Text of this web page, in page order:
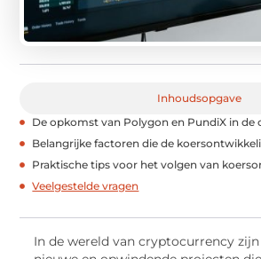
Inhoudsopgave
De opkomst van Polygon en PundiX in
Belangrijke factoren die de
Praktische tips voor het volgen van
Veelgestelde vragen
In de wereld van cryptocurrency